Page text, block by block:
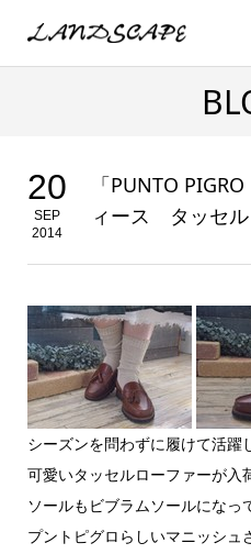
20
SEP
2014
「PUNTO
ィース タッセル
シーズンを問わずに履けて活躍
可愛いタッセルローファーが入
ソールもビブラムソールになっ
プントピグロらしいマニッシュ